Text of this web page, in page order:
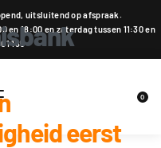
uitsluitend op afspraak.
18:00 en zaterdag tussen 11:30 en
185
0
eerst